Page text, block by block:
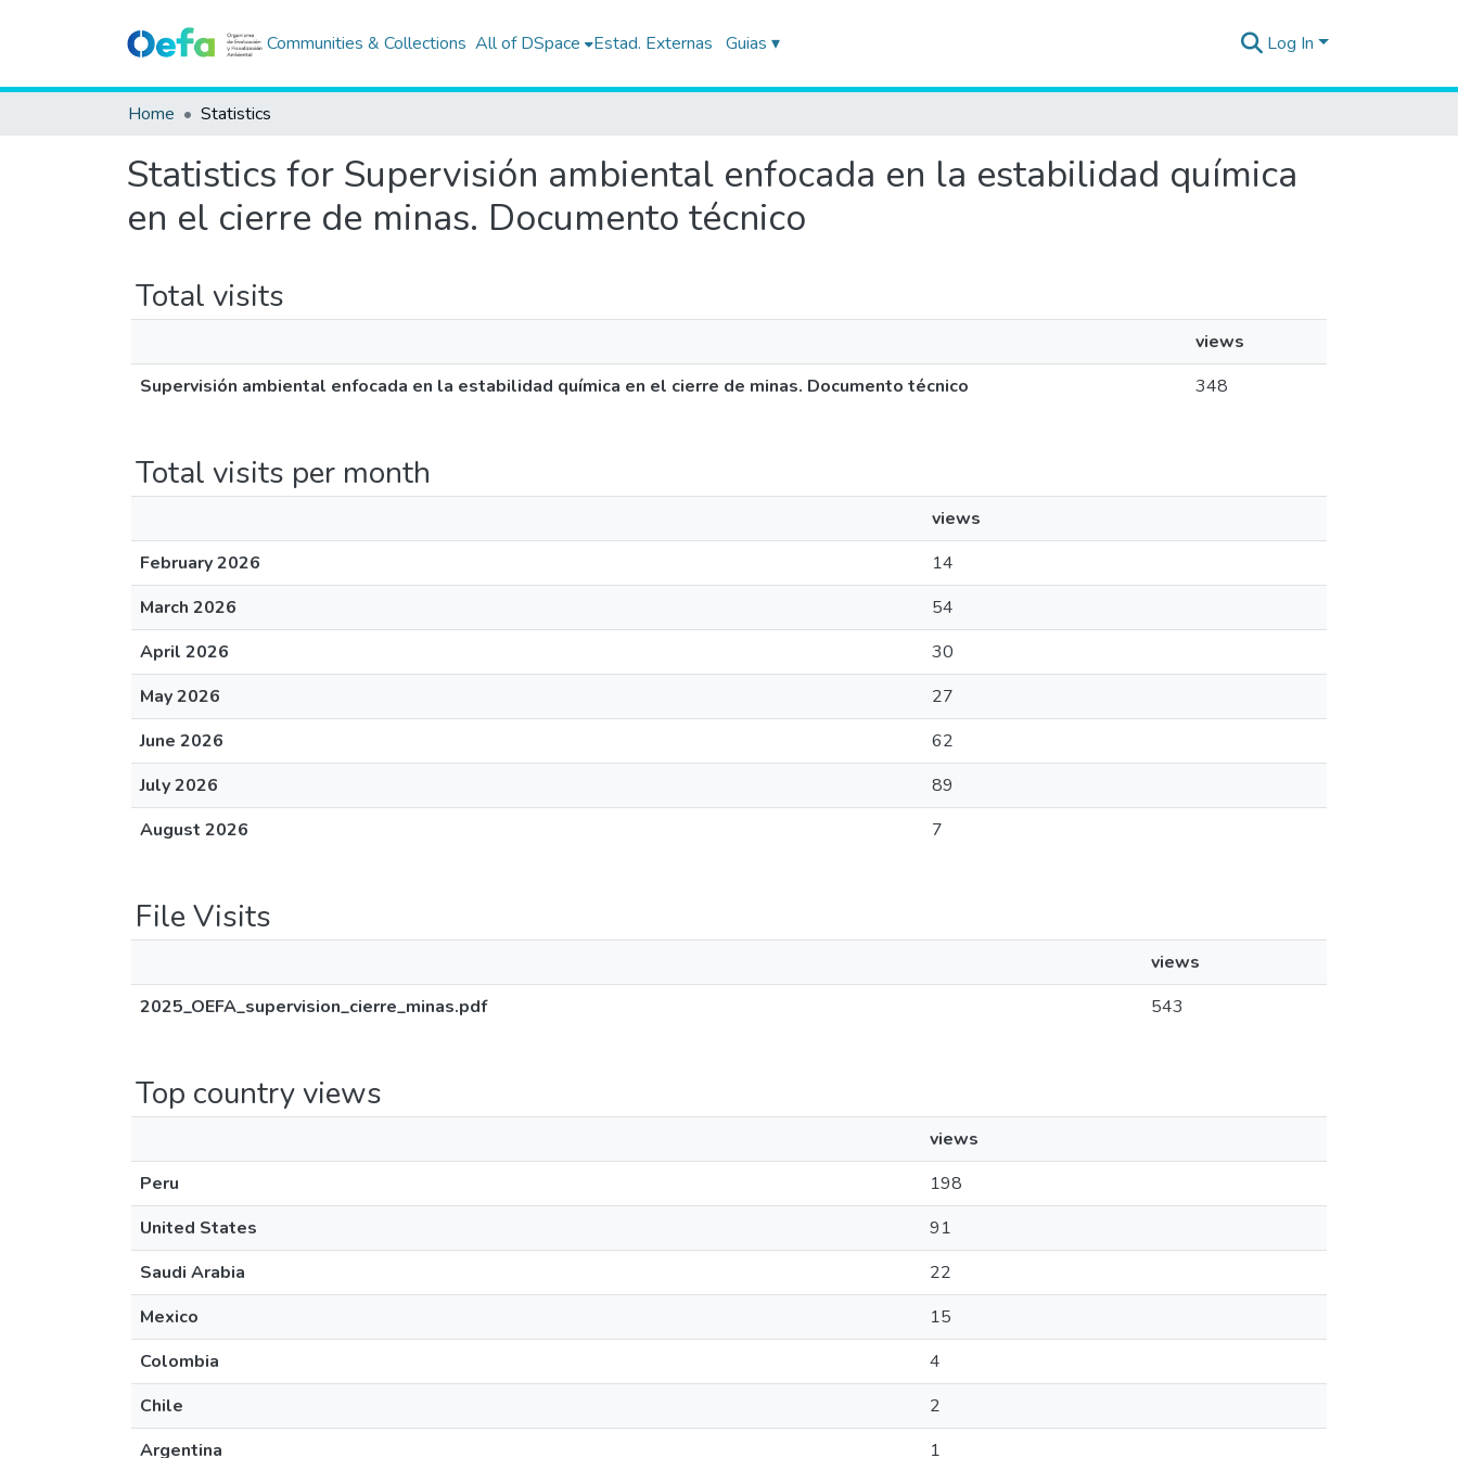
Communities & Collections All of DSpace Estad. Externas Guias ▾ Log In
Home Statistics
Statistics for Supervisión ambiental enfocada en la estabilidad química
en el cierre de minas. Documento técnico
Total visits
views
Supervisión ambiental enfocada en la estabilidad química en el cierre de minas. Documento técnico
348
Total visits per month
views
February 2026
14
March 2026
54
April 2026
30
May 2026
27
June 2026
62
July 2026
89
August 2026
7
File Visits
views
2025_OEFA_supervision_cierre_minas.pdf
543
Top country views
views
Peru
198
United States
91
Saudi Arabia
22
Mexico
15
Colombia
4
Chile
2
Argentina
1